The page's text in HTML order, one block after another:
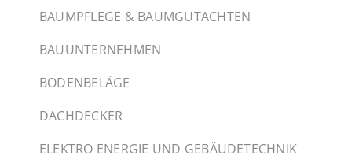
BAUMPFLEGE & BAUMGUTACHTEN
BAUUNTERNEHMEN
BODENBELÄGE
DACHDECKER
ELEKTRO ENERGIE UND GEBÄUDETECHNIK